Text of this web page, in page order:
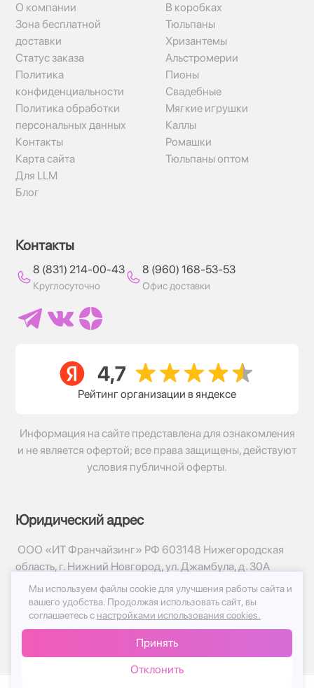
О компании
Зона бесплатной
доставки
Статус заказа
Политика
конфиденциальности
Политика обработки
персональных данных
Контакты
Карта сайта
Для LLM
Блог
В коробках
Тюльпаны
Хризантемы
Альстромерии
Пионы
Свадебные
Мягкие игрушки
Каллы
Ромашки
Тюльпаны оптом
Контакты
8 (831) 214-00-43
Круглосуточно
8 (960) 168-53-53
Офис доставки
Рейтинг организации в яндексе
Информация на сайте представлена для ознакомления
и не является офертой; все права защищены, действуют
условия публичной оферты.
Юридический адрес
ООО «ИТ Франчайзинг» РФ 603148 Нижегородская
область, г. Нижний Новгород, ул. Джамбула, д. 30А
© 2017-2026г, База Цветов 24.ру
Политика конфиденциальности
Публичная оферта
Мы используем файлы cookie для улучшения работы сайта и
вашего удобства. Продолжая использовать сайт, вы
соглашаетесь с настройками использования cookies.
Принять
Отклонить